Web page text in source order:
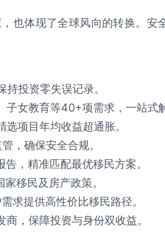
也体现了全球风向的转换。安
投资零失误​​记录。
女教育等40+项需求，​​一站式
项目​​年均收益超通胀​​。​​
，确保​​安全合规​​。​​
，精准匹配最优移民方案。​​
移民及房产政策。​​
求提供​​高性价比​​移民路径。​​
，保障​​投资与身份双收益​​。